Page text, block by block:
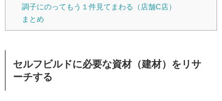
調子にのってもう１件見てまわる（店舗C店）
まとめ
セルフビルドに必要な資材（建材）をリサ
ーチする